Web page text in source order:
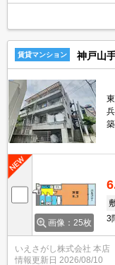
賃貸マンション 神戸山
画像：25枚
3
いえさがし株式会社 本店
情報更新日 2026/08/10